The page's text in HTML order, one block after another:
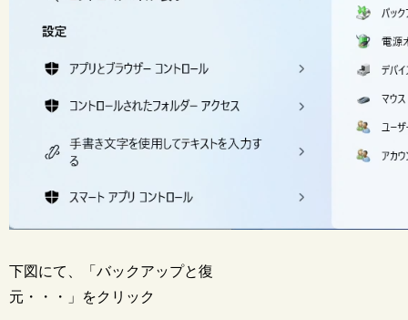
下図にて、「バックアップと復
元・・・」をクリック